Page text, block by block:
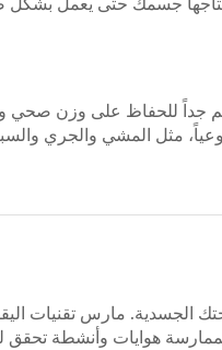
للحفاظ على وزن صحي
مثل المشي والجري
الجسدية. مارس تقنيات
هوايات وأنشطة تحقق لك